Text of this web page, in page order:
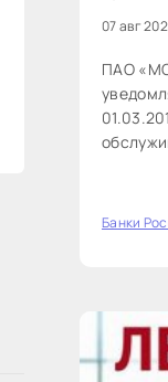
07 авг
ПАО
Банки